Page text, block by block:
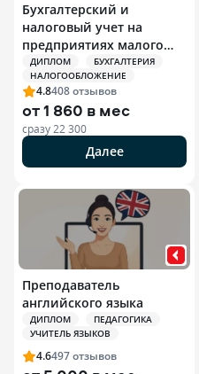
Бухгалтерский и
налоговый учет на
предприятиях малого
бизнеса и
индивидуальных
предпринимателей (ИП)
ДИПЛОМ
БУХГАЛТЕРИЯ
НАЛОГООБЛОЖЕНИЕ
4.8408отзывов
от1 860 в мес
сразу 22 300
Далее
Преподаватель
английского языка
ДИПЛОМ
ПЕДАГОГИКА
УЧИТЕЛЬ ЯЗЫКОВ
4.6497отзывов